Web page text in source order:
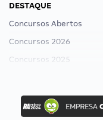
DESTAQUE
Concursos Abertos
Concursos 2026
Concursos 2025
Concurso Ibama
Concurso MPU